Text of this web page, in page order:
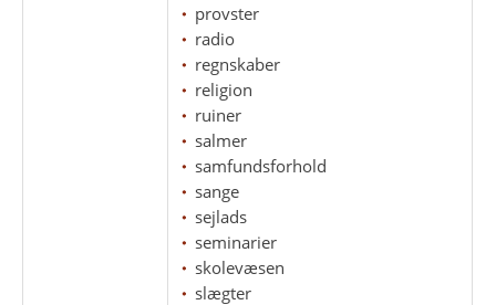
provster
radio
regnskaber
religion
ruiner
salmer
samfundsforhold
sange
sejlads
seminarier
skolevæsen
slægter